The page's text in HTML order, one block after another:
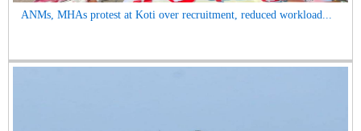
ANMs, MHAs protest at Koti over recruitment, reduced workload...